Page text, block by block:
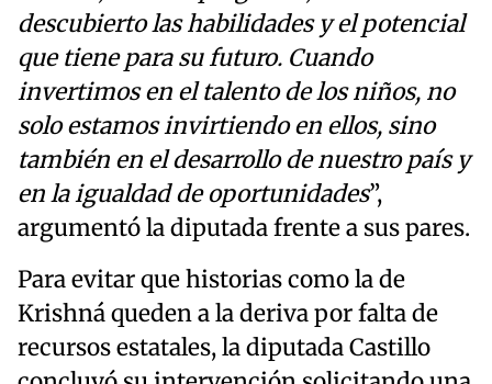
descubierto las habilidades y el potencial
que tiene para su futuro. Cuando
invertimos en el talento de los niños, no
solo estamos invirtiendo en ellos, sino
también en el desarrollo de nuestro país y
en la igualdad de oportunidades”,
argumentó la diputada frente a sus pares.
Para evitar que historias como la de
Krishná queden a la deriva por falta de
recursos estatales, la diputada Castillo